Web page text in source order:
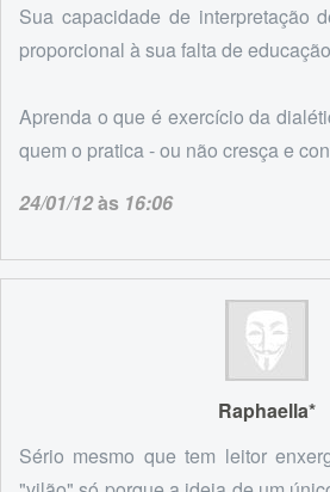
Sua capacidade de interpretação
proporcional à sua falta de
Aprenda o que é exercício da
quem o pratica - ou não cresça e
24/01/12às 16:06
Raphaella*
Sério mesmo que tem leitor